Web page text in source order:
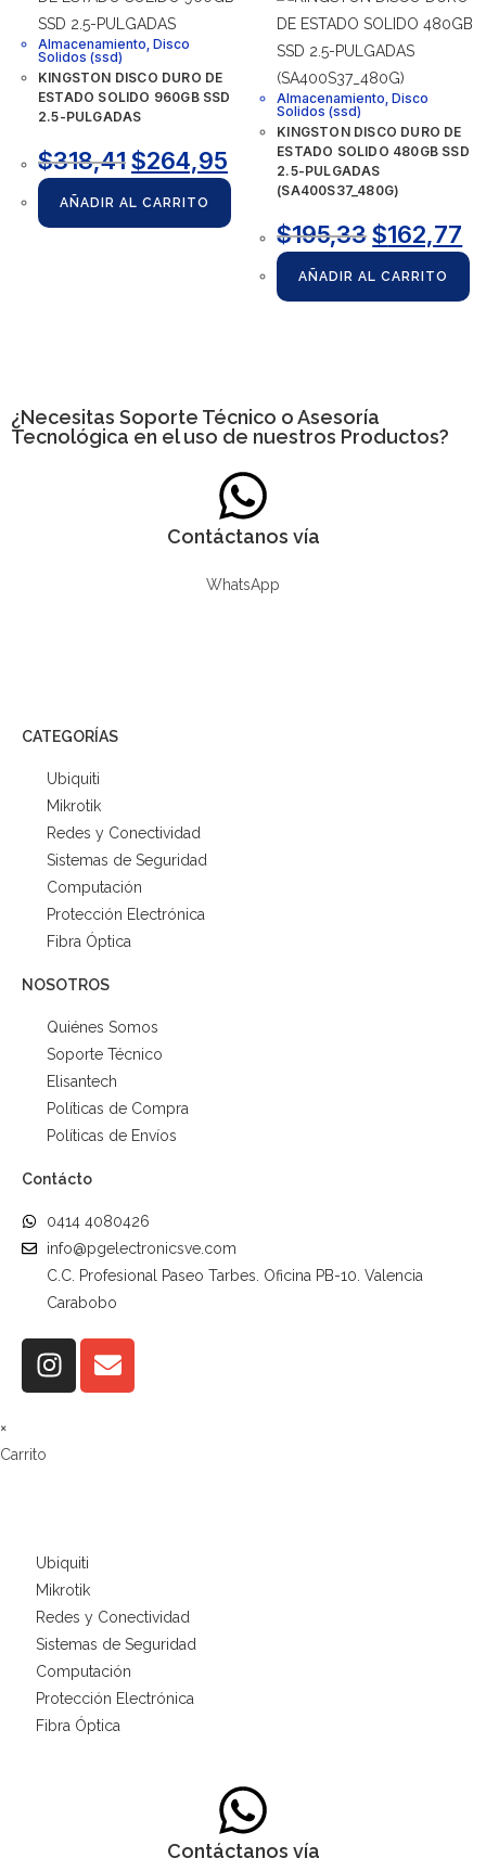
Almacenamiento, Disco
Solidos (ssd)
KINGSTON DISCO DURO DE
ESTADO SOLIDO 960GB SSD
2.5-PULGADAS
$318,41$264,95
AÑADIR AL CARRITO
Almacenamiento,Disco
Solidos (ssd)
KINGSTON DISCO DURO DE
ESTADO SOLIDO 480GB SSD
2.5-PULGADAS
(SA400S37_480G)
$195,33 $162,77
AÑADIR AL CARRITO
¿Necesitas Soporte Técnico o Asesoría
Tecnológica en el uso de nuestros Productos?
Contáctanos vía
WhatsApp
CATEGORÍAS
Ubiquiti
Mikrotik
Redes y Conectividad
Sistemas de Seguridad
Computación
Protección Electrónica
Fibra Óptica
NOSOTROS
Quiénes Somos
Soporte Técnico
Elisantech
Políticas de Compra
Políticas de Envíos
Contácto
0414 4080426
info@pgelectronicsve.com
C.C. Profesional Paseo Tarbes. Oficina PB-10. Valencia
Carabobo
×
Carrito
Ubiquiti
Mikrotik
Redes y Conectividad
Sistemas de Seguridad
Computación
Protección Electrónica
Fibra Óptica
Contáctanos vía